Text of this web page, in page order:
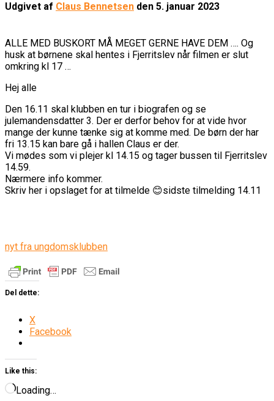
Udgivet af Claus Bennetsen den 5. januar 2023
ALLE MED BUSKORT MÅ MEGET GERNE HAVE DEM …. Og
husk at børnene skal hentes i Fjerritslev når filmen er slut
omkring kl 17 …
Hej alle
Den 16.11 skal klubben en tur i biografen og se
julemandensdatter 3. Der er derfor behov for at vide hvor
mange der kunne tænke sig at komme med. De børn der har
fri 13.15 kan bare gå i hallen Claus er der.
Vi mødes som vi plejer kl 14.15 og tager bussen til Fjerritslev
14.59.
Nærmere info kommer.
Skriv her i opslaget for at tilmelde 😊sidste tilmelding 14.11
nyt fra ungdomsklubben
Del dette:
X
Facebook
Like this:
Loading…